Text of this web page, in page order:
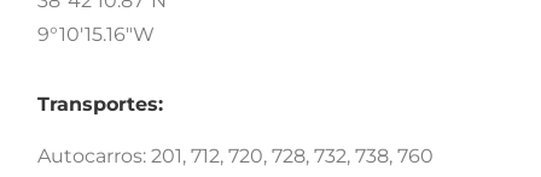
9°10'15.16"W
Transportes:
Autocarros: 201, 712, 720, 728, 732, 738, 760